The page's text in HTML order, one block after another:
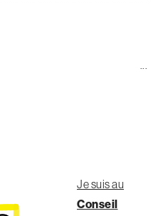
Je suis au
Conseil